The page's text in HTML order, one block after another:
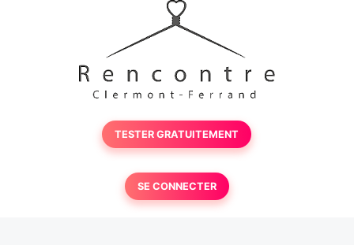
TESTER GRATUITEMENT
SE CONNECTER